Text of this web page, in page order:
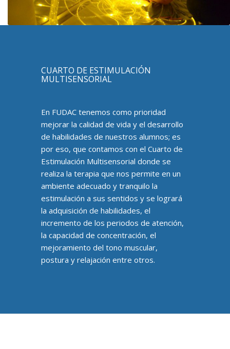
CUARTO DE ESTIMULACIÓN
MULTISENSORIAL
En FUDAC tenemos como prioridad
mejorar la calidad de vida y el desarrollo
de habilidades de nuestros alumnos; es
por eso, que contamos con el Cuarto de
Estimulación Multisensorial donde se
realiza la terapia que nos permite en un
ambiente adecuado y tranquilo la
estimulación a sus sentidos y se logrará
la adquisición de habilidades, el
incremento de los periodos de atención,
la capacidad de concentración, el
mejoramiento del tono muscular,
postura y relajación entre otros.